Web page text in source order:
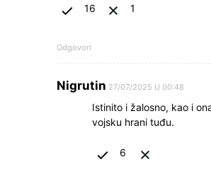
16 1
Odgovori
Nigrutin 27/07/2025 U 00:48
Istinito i žalosno, kao i
vojsku hrani tuđu.
6